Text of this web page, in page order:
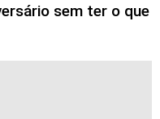
sem ter o que